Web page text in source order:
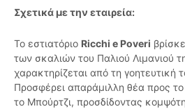
Σχετικά με την εταιρεία:
Το εστιατόριο Ricchi e Poveri
των σκαλιών του Παλιού Λιμανιού
χαρακτηρίζεται από τη γοητευτική
Προσφέρει απαράμιλλη θέα προς το
το Μπούρτζι, προσδίδοντας